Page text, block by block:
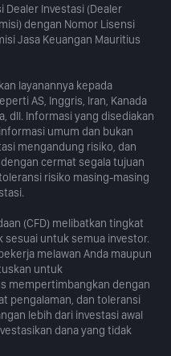
Dealer Investasi (Dealer
dengan Nomor Lisensi
Jasa Keuangan Mauritius
layanannya kepada
AS, Inggris, Iran, Kanada
dll. Informasi yang disediakan
umum dan bukan
mengandung risiko, dan
cermat segala tujuan
risiko masing-masing
(CFD) melibatkan tingkat
untuk semua investor.
melawan Anda maupun
untuk
mempertimbangkan dengan
pengalaman, dan toleransi
lebih dari investasi awal
dana yang tidak